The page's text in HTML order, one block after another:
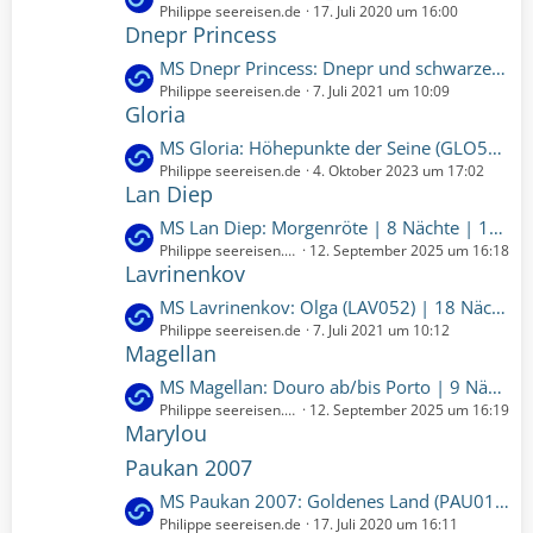
e
t
r
g
e
B
e
i
t
r
g
e
e
t
t
e
B
e
i
t
r
ä
g
Philippe seereisen.de 17. Juli 2020 um 16:00
Dnepr Princess
L
e
t
t
e
B
e
i
t
r
ä
g
MS Dnepr Princess: Dnepr und schwarzes Meer (DPR056) | 12 Nächte | 14.09.2022 bis 26.09.2022 (Mittwoch, 14. September 2022, 00:00 - Montag, 26. September 2022, 00:00)
Philippe seereisen.de 7. Juli 2021 um 10:09
Gloria
L
e
t
t
e
B
e
i
t
r
ä
g
e
MS Gloria: Höhepunkte der Seine (GLO522) | 7 Nächte | 10.10.2024 bis 17.10.2024 (Donnerstag, 10. Oktober 2024, 00:00-Donnerstag, 17. Oktober 2024, 00:00)
Philippe seereisen.de 4. Oktober 2023 um 17:02
Lan Diep
L
e
t
t
e
B
e
i
t
r
g
MS Lan Diep: Morgenröte | 8 Nächte | 12.04.2027 bis 20.04.2027 (Montag, 12. April 2027, 00:00 – Dienstag, 20. April 2027, 00:00)
Philippe seereisen.de 12. September 2025 um 16:18
Lavrinenkov
L
e
t
t
e
B
e
i
t
MS Lavrinenkov: Olga (LAV052) | 18 Nächte | 07.10.2022 bis 25.10.2022 (Freitag, 7. Oktober 2022, 00:00 - Dienstag, 25. Oktober 2022, 00:00)
Philippe seereisen.de 7. Juli 2021 um 10:12
Magellan
L
e
t
z
t
e
B
MS Magellan: Douro ab/bis Porto | 9 Nächte | 28.09.2026 bis 07.10.2026 (Montag, 28. September 2026, 00:00 – Mittwoch, 7. Oktober 2026, 00:00)
Philippe seereisen.de 12. September 2025 um 16:19
Marylou
Paukan 2007
L
e
MS Paukan 2007: Goldenes Land (PAU012) | 10 Nächte | 22.11.2020 bis 02.12.2020 (Sonntag, 22. November 2020, 00:00 - Mittwoch, 2. Dezember 2020, 00:00)
Philippe seereisen.de 17. Juli 2020 um 16:11